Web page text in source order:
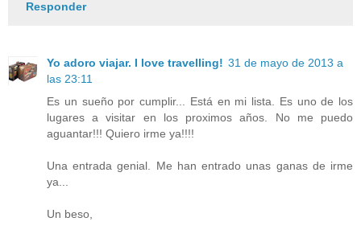
Responder
Yo adoro viajar. I love travelling! 31 de mayo de 2013 a
las 23:11
Es un sueño por cumplir... Está en mi lista. Es uno de los
lugares a visitar en los proximos años. No me puedo
aguantar!!! Quiero irme ya!!!!
Una entrada genial. Me han entrado unas ganas de irme
ya...
Un beso,